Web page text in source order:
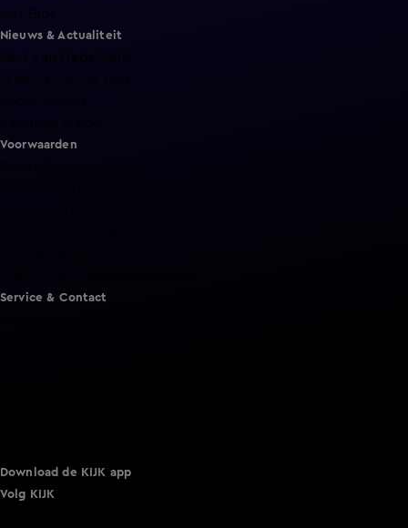
Nieuws & Actualiteit
Voorwaarden
Service & Contact
Download de KIJK app
Volg KIJK